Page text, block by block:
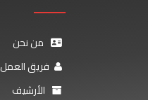
من نحن
فريق العمل
الأرشيف